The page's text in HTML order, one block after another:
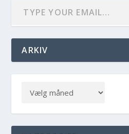
ARKIV